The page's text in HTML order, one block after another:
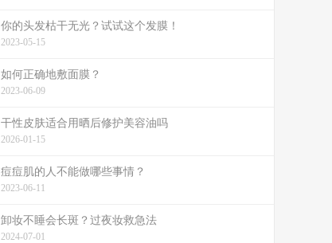
你的头发枯干无光？试试这个发膜！
2023-05-15
如何正确地敷面膜？
2023-06-09
干性皮肤适合用晒后修护美容油吗
2026-01-15
痘痘肌的人不能做哪些事情？
2023-06-11
卸妆不睡会长斑？过夜妆救急法
2024-07-01